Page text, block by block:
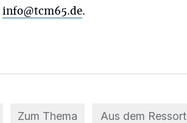
info@tcm65.de.
Zum Thema Aus dem Ressort